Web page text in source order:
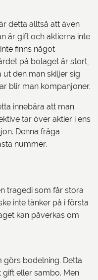
detta alltså att även
är gift och aktierna inte
finns något
på bolaget är stort,
ut den man skiljer sig
blir man kompanjoner.
innebära att man
tar över aktier i ens
Denna fråga
nummer.
tragedi som får stora
inte tänker på i första
kan påverkas om
bodelning. Detta
eller sambo. Men